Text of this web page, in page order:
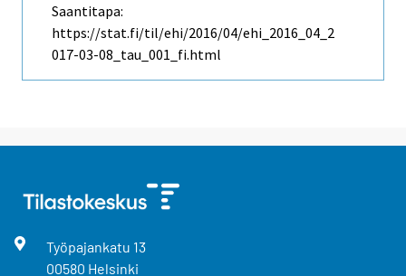
Saantitapa:
https://stat.fi/til/ehi/2016/04/ehi_2016_04_2
017-03-08_tau_001_fi.html
Työpajankatu 13
00580 Helsinki